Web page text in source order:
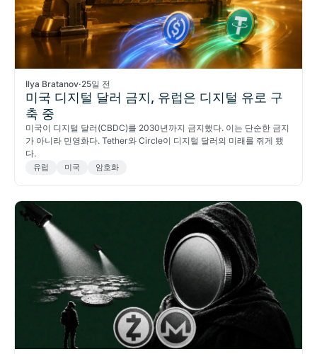
Ilya Bratanov·25일 전
미국 디지털 달러 금지, 유럽은 디지털 유로 구
축 중
미국이 디지털 달러(CBDC)를 2030년까지 금지했다. 이는 단순한 금지
가 아니라 민영화다. Tether와 Circle이 디지털 달러의 미래를 쥐게 됐
다.
유럽 미국 암호화